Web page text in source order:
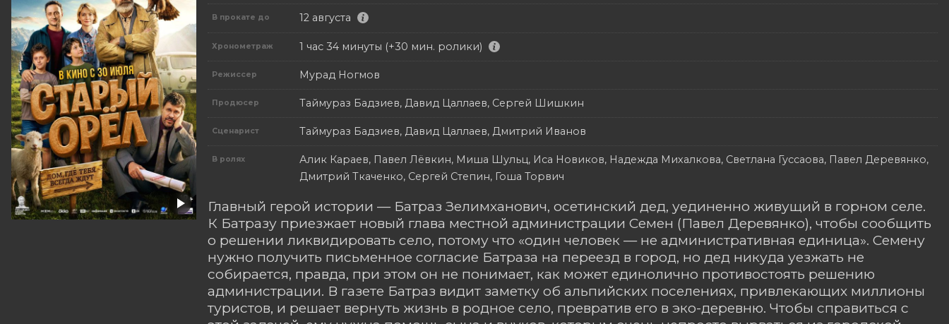
В прокате до 12 августа
Хронометраж 1 час 34 минуты (+30 мин. ролики)
Режиссер Мурад Ногмов
Продюсер Таймураз Бадзиев, Давид Цаллаев, Сергей Шишкин
Сценарист Таймураз Бадзиев, Давид Цаллаев, Дмитрий Иванов
В ролях
Алик Караев, Павел Лёвкин, Миша Шульц, Иса Новиков, Надежда Михалкова, Светлана Гуссаова, Павел Деревянко,
Дмитрий Ткаченко, Сергей Степин, Гоша Торвич
Главный герой истории — Батраз Зелимханович, осетинский дед, уединенно живущий в горном селе.
К Батразу приезжает новый глава местной администрации Семен (Павел Деревянко), чтобы сообщить
о решении ликвидировать село, потому что «один человек — не административная единица». Семену
нужно получить письменное согласие Батраза на переезд в город, но дед никуда уезжать не
собирается, правда, при этом он не понимает, как может единолично противостоять решению
администрации. В газете Батраз видит заметку об альпийских поселениях, привлекающих миллионы
туристов, и решает вернуть жизнь в родное село, превратив его в эко-деревню. Чтобы справиться с